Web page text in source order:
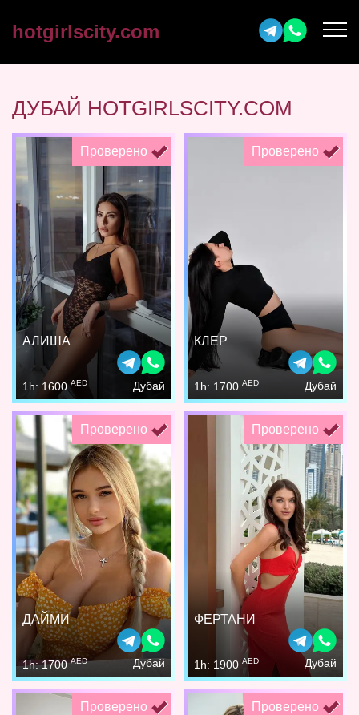
hotgirlscity.com
ДУБАЙ HOTGIRLSCITY.COM
Проверено
АЛИША
1h: 1600AED Дубай
Проверено
КЛЕР
1h: 1700 AED Дубай
Проверено
ДАЙМИ
1h: 1700AED Дубай
Проверено
ФЕРТАНИ
1h: 1900 AED Дубай
Проверено Проверено